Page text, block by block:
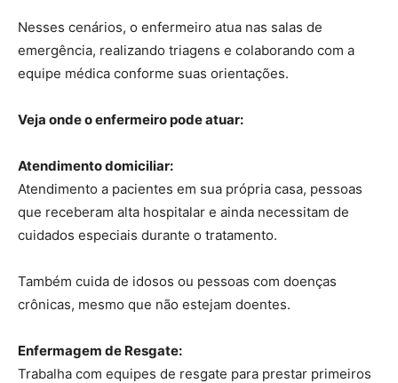
Nesses cenários, o enfermeiro atua nas salas de
emergência, realizando triagens e colaborando com a
equipe médica conforme suas orientações.
Veja onde o enfermeiro pode atuar:
Atendimento domiciliar:
Atendimento a pacientes em sua própria casa, pessoas
que receberam alta hospitalar e ainda necessitam de
cuidados especiais durante o tratamento.
Também cuida de idosos ou pessoas com doenças
crônicas, mesmo que não estejam doentes.
Enfermagem de Resgate:
Trabalha com equipes de resgate para prestar primeiros